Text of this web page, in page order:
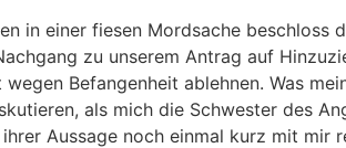
in einer fiesen Mordsache
zu unserem Antrag auf
Befangenheit ablehnen. Was
als mich die Schwester des
Aussage noch einmal kurz mit